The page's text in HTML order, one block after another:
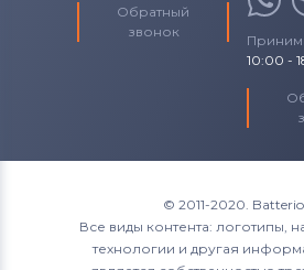
Обратный
звонок
10:00 -
© 2011-2020.
Все виды контента: логотипы,
технологии и другая